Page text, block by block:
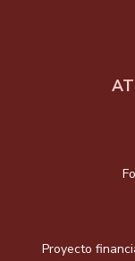
Proyecto